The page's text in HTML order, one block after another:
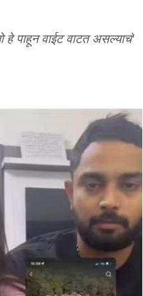
हे पाहून वाईट वाटत असल्याचं'